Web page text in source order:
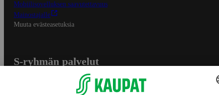
Mobiilisovelluksen saavutettavuus
Mainostajalle
Muuta evästeasetuksia
S-ryhmän palvelut